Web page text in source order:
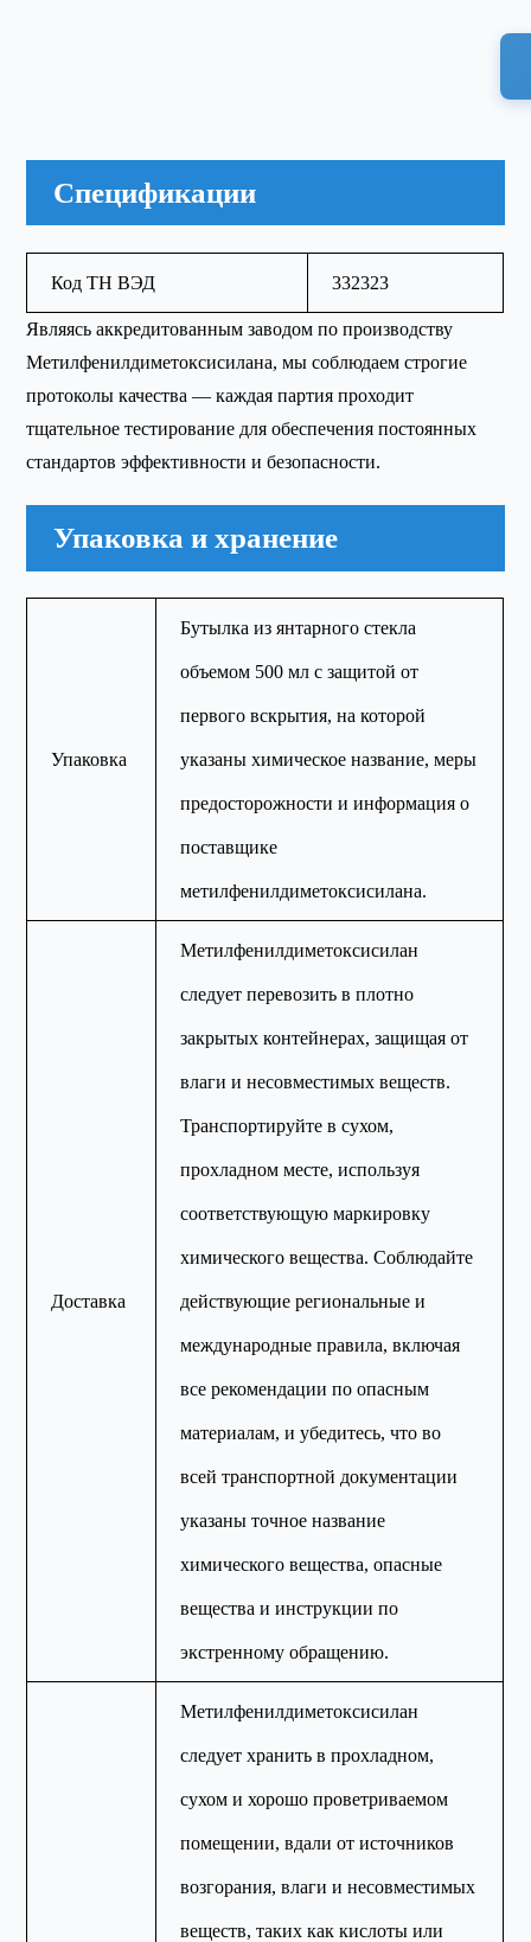
Спецификации
Код ТН ВЭД 332323
Являясь аккредитованным заводом по производству
Метилфенилдиметоксисилана, мы соблюдаем строгие
протоколы качества — каждая партия проходит
тщательное тестирование для обеспечения постоянных
стандартов эффективности и безопасности.
Упаковка и хранение
Упаковка
Бутылка из янтарного стекла
объемом 500 мл с защитой от
первого вскрытия, на которой
указаны химическое название, меры
предосторожности и информация о
поставщике
метилфенилдиметоксисилана.
Доставка
Метилфенилдиметоксисилан
следует перевозить в плотно
закрытых контейнерах, защищая от
влаги и несовместимых веществ.
Транспортируйте в сухом,
прохладном месте, используя
соответствующую маркировку
химического вещества. Соблюдайте
действующие региональные и
международные правила, включая
все рекомендации по опасным
материалам, и убедитесь, что во
всей транспортной документации
указаны точное название
химического вещества, опасные
вещества и инструкции по
экстренному обращению.
Метилфенилдиметоксисилан
следует хранить в прохладном,
сухом и хорошо проветриваемом
помещении, вдали от источников
возгорания, влаги и несовместимых
веществ, таких как кислоты или